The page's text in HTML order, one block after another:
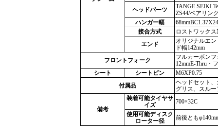
ヘッドパーツ
TANGE SEIKI
ZS44/ベアリン
ハンガー幅
接合方式
ロストワック
エンド
オリジナルエン
ド幅142mm
フロントフォーク
フルカーボン
12mmE-Thru・
シート
シートピン
M6XP0.75
付属品
ヘッドセット
グリス、スルー
備考
装着可能タイヤサ
イズ
700×32C
使用可能ディスク
ローター径
前後とも